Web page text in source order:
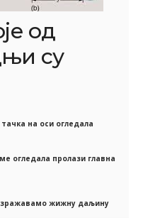
од
су
на оси огледала
огледала пролази главна
жижну даљину